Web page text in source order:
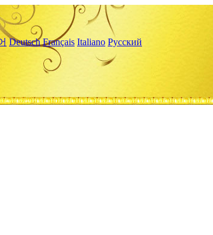
Deutsch Français Italiano Русский